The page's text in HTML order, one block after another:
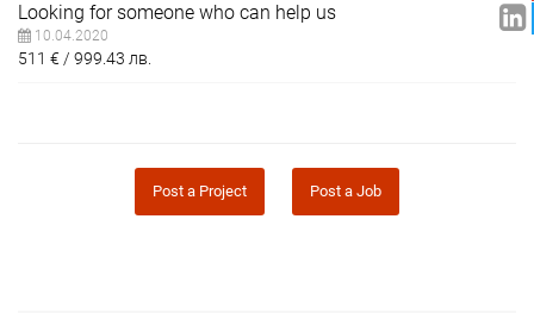
Looking for someone who can help us
10.04.2020
511 € 999.43 лв.
Post a Project Post a Job